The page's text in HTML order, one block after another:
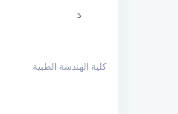
5
كلية الهندسة الطبية